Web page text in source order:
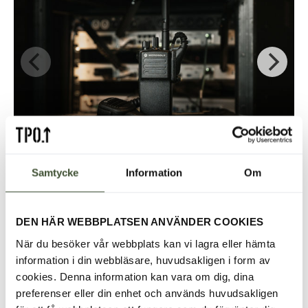
Samtycke Information Om
DEN HÄR WEBBPLATSEN ANVÄNDER COOKIES
När du besöker vår webbplats kan vi lagra eller hämta
information i din webbläsare, huvudsakligen i form av
cookies. Denna information kan vara om dig, dina
preferenser eller din enhet och används huvudsakligen
DP4401